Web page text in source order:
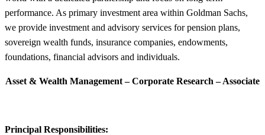
performance. As primary investment area within Goldman Sachs,
we provide investment and advisory services for pension plans,
sovereign wealth funds, insurance companies, endowments,
foundations, financial advisors and individuals.
Asset & Wealth Management – Corporate Research – Associate
Principal Responsibilities: